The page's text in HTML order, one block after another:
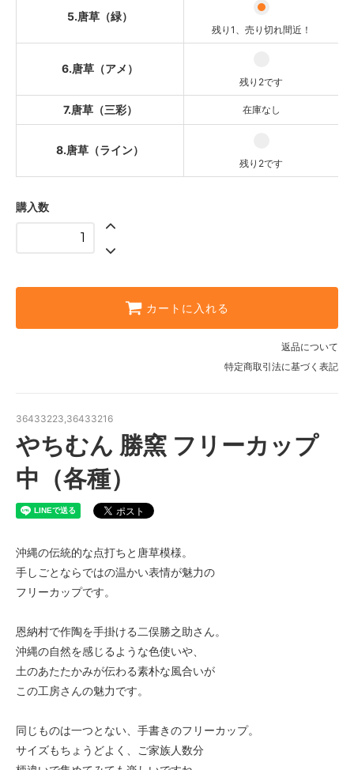
7.唐草（三彩）
8.唐草（ライン）
残り2です
5.唐草（緑）
残り1、売り切れ間近！
6.唐草（アメ）
残り2です
7.唐草（三彩） 在庫なし
8.唐草（ライン）
残り2です
購入数
カートに入れる
返品について
特定商取引法に基づく表記
36433223,36433216
やちむん 勝窯 フリーカップ
中（各種）
沖縄の伝統的な点打ちと唐草模様。
手しごとならではの温かい表情が魅力の
フリーカップです。
恩納村で作陶を手掛ける二俣勝之助さん。
沖縄の自然を感じるような色使いや、
土のあたたかみが伝わる素朴な風合いが
この工房さんの魅力です。
同じものは一つとない、手書きのフリーカップ。
サイズもちょうどよく、ご家族人数分